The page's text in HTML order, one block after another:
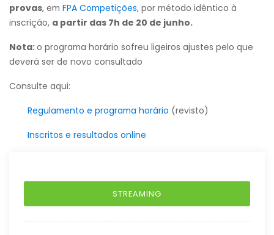
provas, em FPA Competições, por método idêntico à
inscrição, a partir das 7h de 20 de junho.
Nota:o programa horário sofreu ligeiros ajustes pelo que
deverá ser de novo consultado
Consulte aqui:
Regulamento e programa horário (revisto)
Inscritos e resultados online
STREAMING